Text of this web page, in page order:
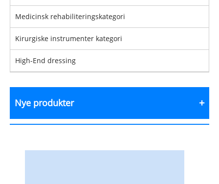
Medicinsk rehabiliteringskategori
Kirurgiske instrumenter kategori
High-End dressing
Nye produkter